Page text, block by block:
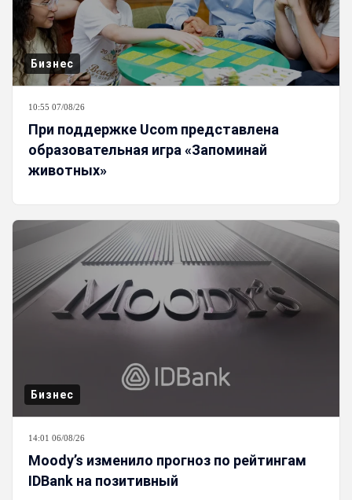
Бизнес
10:55 07/08/26
При поддержке Ucom представлена
образовательная игра «Запоминай
животных»
Бизнес
14:01 06/08/26
Moody’s изменило прогноз по рейтингам
IDBank на позитивный